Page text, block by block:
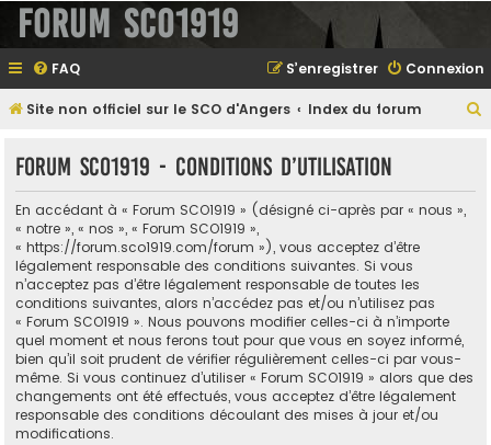
Forum SCO1919
FAQ Connexion
S’enregistrer
Site non officiel sur le SCO d'Angers Index du forum
Forum SCO1919 - Conditions d’utilisation
En accédant à « Forum SCO1919 » (désigné ci-après par « nous »,
« notre », « nos », « Forum SCO1919 »,
« https://forum.sco1919.com/forum »), vous acceptez d’être
légalement responsable des conditions suivantes. Si vous
n’acceptez pas d’être légalement responsable de toutes les
conditions suivantes, alors n’accédez pas et/ou n’utilisez pas
« Forum SCO1919 ». Nous pouvons modifier celles-ci à n’importe
quel moment et nous ferons tout pour que vous en soyez informé,
bien qu’il soit prudent de vérifier régulièrement celles-ci par vous-
même. Si vous continuez d’utiliser « Forum SCO1919 » alors que des
changements ont été effectués, vous acceptez d’être légalement
responsable des conditions découlant des mises à jour et/ou
modifications.